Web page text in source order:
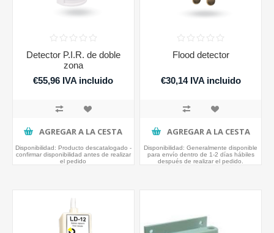
Detector P.I.R. de doble
zona
€55,96 IVA incluido
AGREGAR A LA CESTA
Disponibilidad: Producto descatalogado -
confirmar disponibilidad antes de realizar
el pedido
Flood detector
€30,14 IVA incluido
AGREGAR A LA CESTA
Disponibilidad: Generalmente disponible
para envío dentro de 1-2 días hábiles
después de realizar el pedido.